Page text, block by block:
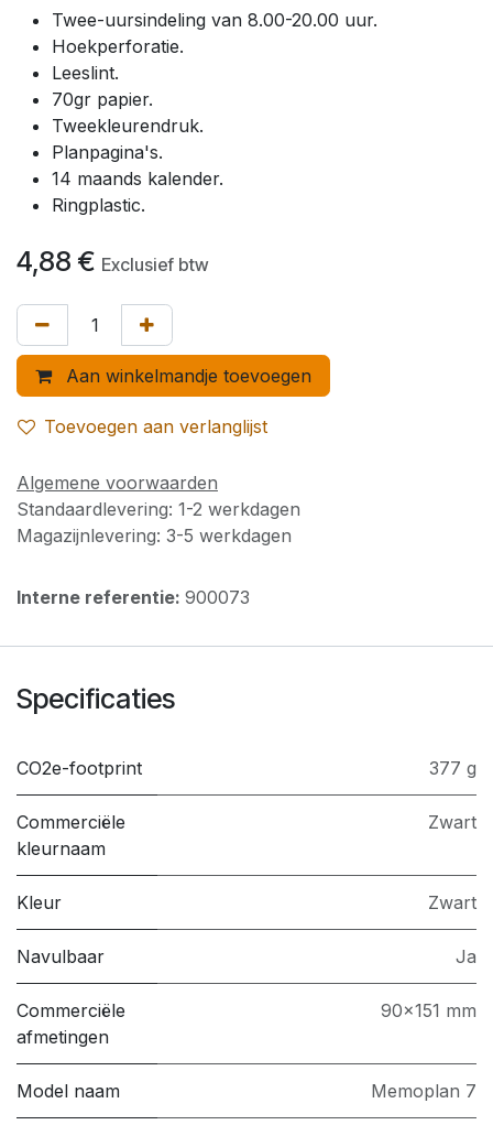
Twee-uursindeling van 8.00-20.00 uur.
Hoekperforatie.
Leeslint.
70gr papier.
Tweekleurendruk.
Planpagina's.
14 maands kalender.
Ringplastic.
4,88 € Exclusief btw
Aan winkelmandje toevoegen
Toevoegen aan verlanglijst
Algemene voorwaarden
Standaardlevering: 1-2 werkdagen
Magazijnlevering: 3-5 werkdagen
Interne referentie: 900073
Specificaties
CO2e-footprint 377 g
Commerciële
kleurnaam
Zwart
Kleur Zwart
Navulbaar Ja
Commerciële
afmetingen
90x151 mm
Model naam Memoplan 7